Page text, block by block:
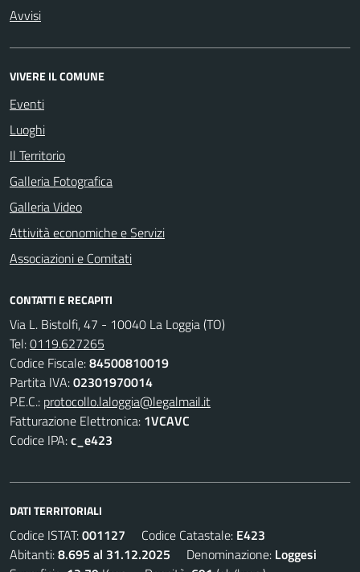
Avvisi
VIVERE IL COMUNE
Eventi
Luoghi
Il Territorio
Galleria Fotografica
Galleria Video
Attività economiche e Servizi
Associazioni e Comitati
CONTATTI E RECAPITI
Via L. Bistolfi, 47 - 10040 La Loggia (TO)
Tel:0119.627265
Codice Fiscale:84500810019
Partita IVA:02301970014
P.E.C.: protocollo.laloggia@legalmail.it
Fatturazione Elettronica: 1VCAVC
Codice IPA:c_e423
DATI TERRITORIALI
Codice ISTAT:001127 Codice Catastale: E423
Abitanti:8.695 al 31.12.2025 Denominazione: Loggesi